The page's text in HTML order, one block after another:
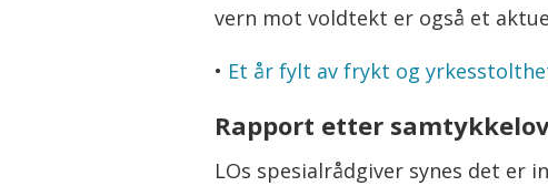
vern mot voldtekt er også et
• Et år fylt av frykt og
Rapport etter
LOs spesialrådgiver synes det er